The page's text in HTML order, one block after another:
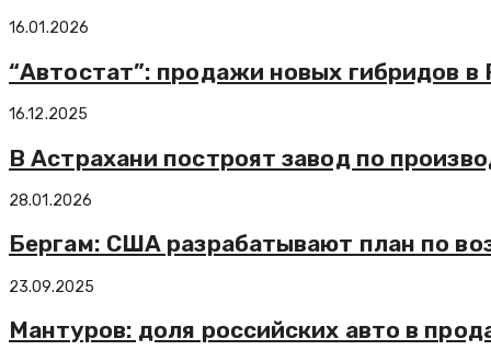
16.01.2026
“Автостат”: продажи новых гибридов
16.12.2025
В Астрахани построят завод по
28.01.2026
Бергам: США разрабатывают план по
23.09.2025
Мантуров: доля российских авто в